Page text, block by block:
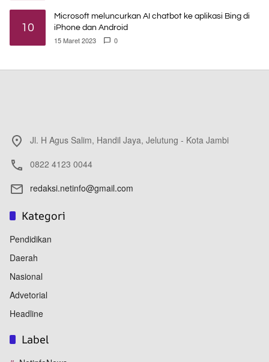
10
Microsoft meluncurkan AI chatbot ke aplikasi Bing di
iPhone dan Android
15 Maret 2023 0
Jl. H Agus Salim, Handil Jaya, Jelutung - Kota Jambi
0822 4123 0044
redaksi.netinfo@gmail.com
Kategori
Pendidikan
Daerah
Nasional
Advetorial
Headline
Label